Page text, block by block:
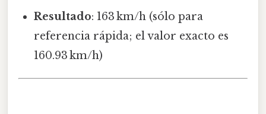
Resultado: 163 km/h (sólo para
referencia rápida; el valor exacto es
160.93 km/h)